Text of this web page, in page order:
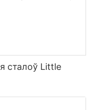
сталоў Little